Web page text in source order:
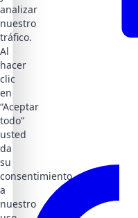
analizar
nuestro
tráfico.
Al
hacer
clic
en
“Aceptar
todo”
usted
da
su
consentimiento
a
nuestro